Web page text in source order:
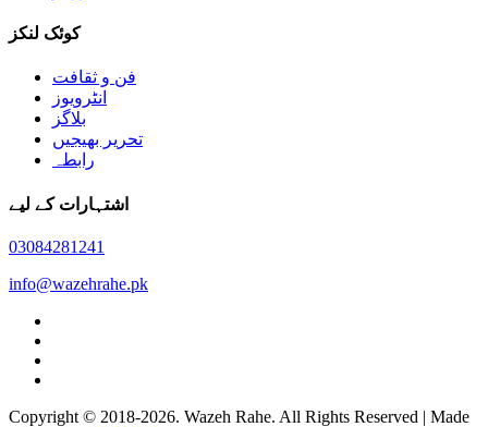
کوئک لنکز
فن و ثقافت
انٹرویوز
بلاگز
تحریر بھیجیں
رابطہ
اشتہارات کے لیے
03084281241
info@wazehrahe.pk
Copyright © 2018-2026. Wazeh Rahe. All Rights Reserved | Made